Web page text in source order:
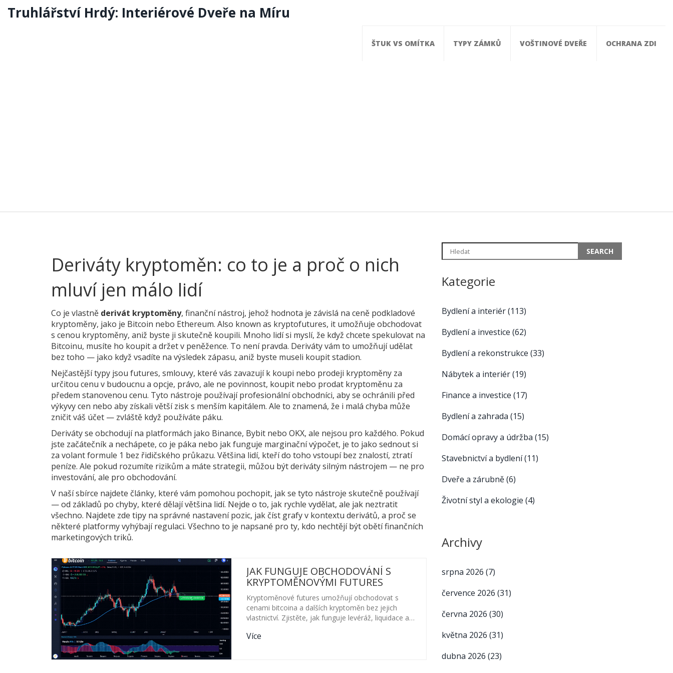
Truhlářství Hrdý: Interiérové Dveře na Míru
ŠTUK VS OMÍTKA TYPY ZÁMKŮ VOŠTINOVÉ DVEŘE OCHRANA ZDI
Deriváty kryptoměn: co to je a proč o nich
mluví jen málo lidí
Co je vlastně derivát kryptoměny, finanční nástroj, jehož hodnota je závislá na ceně podkladové
kryptoměny, jako je Bitcoin nebo Ethereum. Also known as kryptofutures, it umožňuje obchodovat
s cenou kryptoměny, aniž byste ji skutečně koupili. Mnoho lidí si myslí, že když chcete spekulovat na
Bitcoinu, musíte ho koupit a držet v peněžence. To není pravda. Deriváty vám to umožňují udělat
bez toho — jako když vsadíte na výsledek zápasu, aniž byste museli koupit stadion.
Nejčastější typy jsou futures, smlouvy, které vás zavazují k koupi nebo prodeji kryptoměny za
určitou cenu v budoucnu a opcje, právo, ale ne povinnost, koupit nebo prodat kryptoměnu za
předem stanovenou cenu. Tyto nástroje používají profesionální obchodníci, aby se ochránili před
výkyvy cen nebo aby získali větší zisk s menším kapitálem. Ale to znamená, že i malá chyba může
zničit váš účet — zvláště když používáte páku.
Deriváty se obchodují na platformách jako Binance, Bybit nebo OKX, ale nejsou pro každého. Pokud
jste začátečník a nechápete, co je páka nebo jak funguje marginační výpočet, je to jako sednout si
za volant formule 1 bez řidičského průkazu. Většina lidí, kteří do toho vstoupí bez znalostí, ztratí
peníze. Ale pokud rozumíte rizikům a máte strategii, můžou být deriváty silným nástrojem — ne pro
investování, ale pro obchodování.
V naší sbírce najdete články, které vám pomohou pochopit, jak se tyto nástroje skutečně používají
— od základů po chyby, které dělají většina lidí. Nejde o to, jak rychle vydělat, ale jak neztratit
všechno. Najdete zde tipy na správné nastavení pozic, jak číst grafy v kontextu derivátů, a proč se
některé platformy vyhýbají regulaci. Všechno to je napsané pro ty, kdo nechtějí být obětí finančních
marketingových triků.
JAK FUNGUJE OBCHODOVÁNÍ S
KRYPTOMĚNOVÝMI FUTURES
Kryptoměnové futures umožňují obchodovat s
cenami bitcoina a dalších kryptoměn bez jejich
vlastnictví. Zjistěte, jak funguje levéráž, liquidace a
Více
Kategorie
Bydlení a interiér(113)
Bydlení a investice (62)
Bydlení a rekonstrukce (33)
Nábytek a interiér(19)
Finance a investice (17)
Bydlení a zahrada (15)
Domácí opravy a údržba (15)
Stavebnictví a bydlení(11)
Dveře a zárubně(6)
Životní styl a ekologie (4)
Archivy
srpna 2026 (7)
července 2026 (31)
června 2026 (30)
května 2026 (31)
dubna 2026 (23)